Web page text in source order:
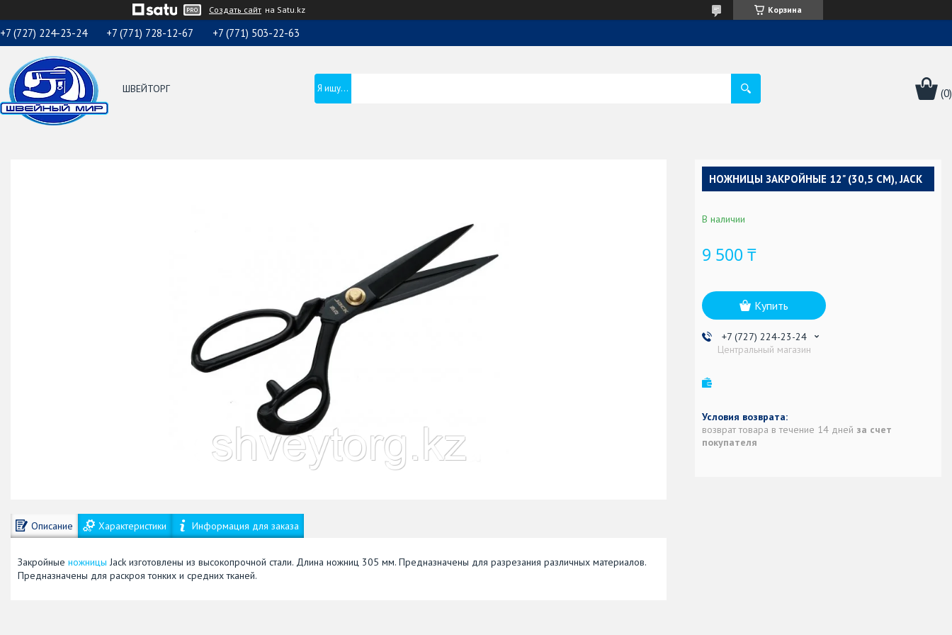
Создать сайт на Satu.kz Корзина
+7 (727) 224-23-24 +7 (771) 728-12-67 +7 (771) 503-22-63
ШВЕЙТОРГ
Описание Характеристики Информация для заказа
Закройные ножницы Jack изготовлены из высокопрочной стали. Длина ножниц 305 мм. Предназначены для разрезания различных материалов.
Предназначены для раскроя тонких и средних тканей.
НОЖНИЦЫ ЗАКРОЙНЫЕ 12" (30,5 СМ), JACK
В наличии
9 500 ₸
Купить
+7 (727) 224-23-24
Центральный магазин
возврат товара в течение 14 дней за счет
покупателя